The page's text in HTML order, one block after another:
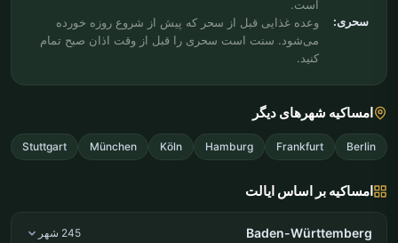
است.
سحری:
وعده غذایی قبل از سحر که پیش از شروع روزه خورده
می‌شود. سنت است سحری را قبل از وقت اذان صبح تمام
کنید.
امساکیه شهرهای دیگر
Berlin
Frankfurt
Hamburg
Köln
München
Stuttgart
امساکیه بر اساس ایالت
Baden-Württemberg 245 شهر